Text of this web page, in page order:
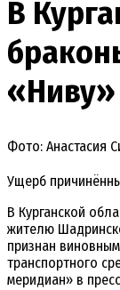
В
Фото: Анастасия
Ущерб
В Курганской
жителю
признан виновным
транспортного
меридиан» в